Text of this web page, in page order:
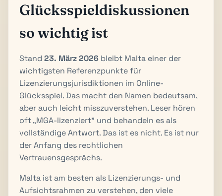
Glücksspieldiskussionen
so wichtig ist
Stand 23. März 2026 bleibt Malta einer der
wichtigsten Referenzpunkte für
Lizenzierungsjurisdiktionen im Online-
Glücksspiel. Das macht den Namen bedeutsam,
aber auch leicht misszuverstehen. Leser hören
oft „MGA-lizenziert" und behandeln es als
vollständige Antwort. Das ist es nicht. Es ist nur
der Anfang des rechtlichen
Vertrauensgesprächs.
Malta ist am besten als Lizenzierungs- und
Aufsichtsrahmen zu verstehen, den viele